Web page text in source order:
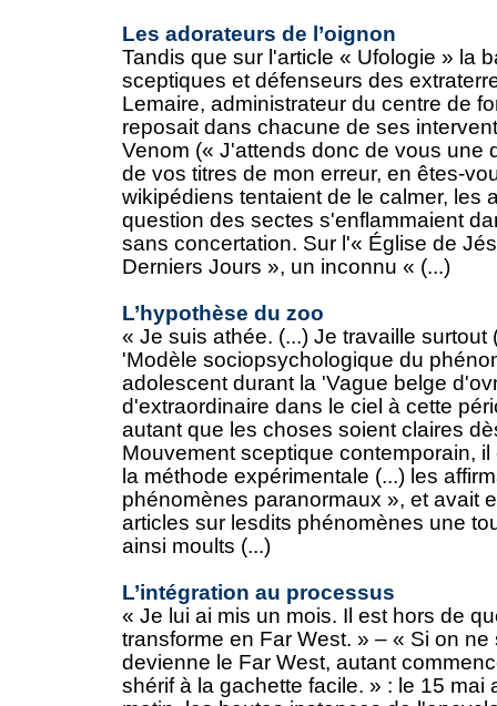
Les adorateurs de l’oignon
Tandis que sur l'article « Ufologie » la
sceptiques et défenseurs des
Lemaire, administrateur du centre de
reposait dans chacune de ses
Venom (« J'attends donc de vous une
de vos titres de mon erreur, en êtes-
wikipédiens tentaient de le calmer, les
question des sectes s'enflammaient
sans concertation. Sur l'« Église de
Derniers Jours », un inconnu « (...)
L’hypothèse du zoo
« Je suis athée. (...) Je travaille surtout
'Modèle sociopsychologique du
adolescent durant la 'Vague belge
d'extraordinaire dans le ciel à cette
autant que les choses soient claires
Mouvement sceptique contemporain,
la méthode expérimentale (...) les
phénomènes paranormaux », et avait
articles sur lesdits phénomènes une
ainsi moults (...)
L’intégration au processus
« Je lui ai mis un mois. Il est hors de
transforme en Far West. » – « Si on
devienne le Far West, autant
shérif à la gachette facile. » : le 15 mai